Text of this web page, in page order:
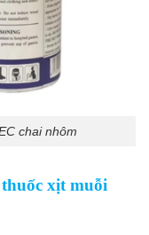
chai nhôm
xịt muỗi